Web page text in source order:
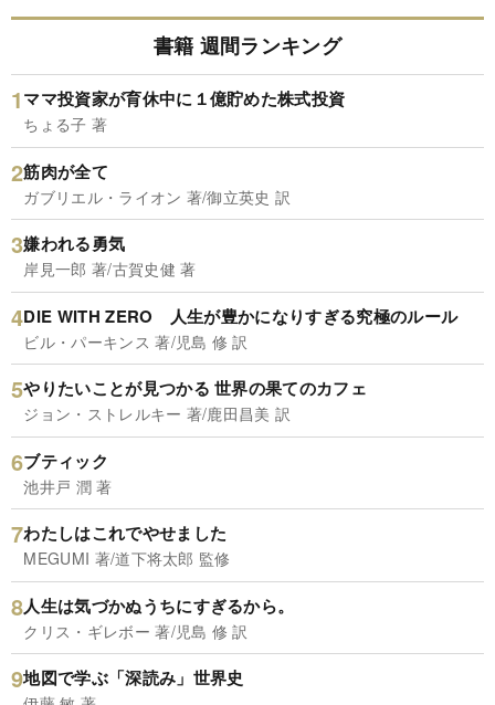
書籍 週間ランキング
ママ投資家が育休中に１億貯めた株式投資
ちょる子 著
筋肉が全て
ガブリエル・ライオン 著/御立英史 訳
嫌われる勇気
岸見一郎 著/古賀史健 著
DIE WITH ZERO 人生が豊かになりすぎる究極のルール
ビル・パーキンス 著/児島 修 訳
やりたいことが見つかる 世界の果てのカフェ
ジョン・ストレルキー 著/鹿田昌美 訳
ブティック
池井戸 潤 著
わたしはこれでやせました
MEGUMI 著/道下将太郎 監修
人生は気づかぬうちにすぎるから。
クリス・ギレボー 著/児島 修 訳
地図で学ぶ「深読み」世界史